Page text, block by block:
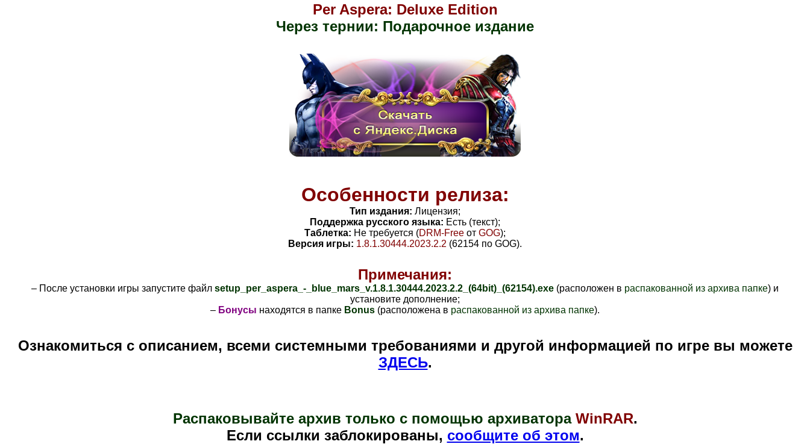
Per Aspera: Deluxe Edition
Через тернии: Подарочное издание
Особенности релиза:
Тип издания: Лицензия;
Поддержка русского языка: Есть (текст);
Таблетка: Не требуется (DRM-Free от GOG);
Версия игры: 1.8.1.30444.2023.2.2 (62154 по GOG).
Примечания:
– После установки игры запустите файл setup_per_aspera_-_blue_mars_v.1.8.1.30444.2023.2.2_(64bit)_(62154).exe (расположен в распакованной из архива папке) и
установите дополнение;
– Бонусы находятся в папке Bonus (расположена в распакованной из архива папке).
Ознакомиться с описанием, всеми системными требованиями и другой информацией по игре вы можете
ЗДЕСЬ.
Распаковывайте архив только с помощью архиватора WinRAR.
Если ссылки заблокированы, сообщите об этом.